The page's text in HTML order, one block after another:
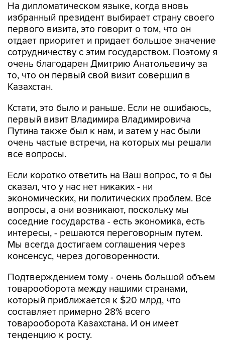
На дипломатическом языке, когда вновь
избранный президент выбирает страну своего
первого визита, это говорит о том, что он
отдает приоритет и придает большое значение
сотрудничеству с этим государством. Поэтому я
очень благодарен Дмитрию Анатольевичу за
то, что он первый свой визит совершил в
Казахстан.
Кстати, это было и раньше. Если не ошибаюсь,
первый визит Владимира Владимировича
Путина также был к нам, и затем у нас были
очень частые встречи, на которых мы решали
все вопросы.
Если коротко ответить на Ваш вопрос, то я бы
сказал, что у нас нет никаких - ни
экономических, ни политических проблем. Все
вопросы, а они возникают, поскольку мы
соседние государства - есть экономика, есть
интересы, - решаются переговорным путем.
Мы всегда достигаем соглашения через
консенсус, через договоренности.
Подтверждением тому - очень большой объем
товарооборота между нашими странами,
который приближается к $20 млрд, что
составляет примерно 28% всего
товарооборота Казахстана. И он имеет
тенденцию к росту.